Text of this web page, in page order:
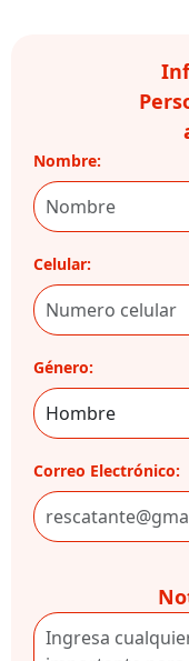
Nombre:
Celular:
Género:
Correo Electrónico: